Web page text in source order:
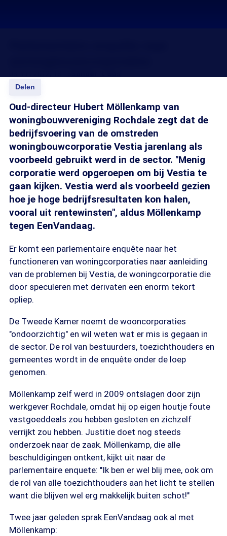
Delen
Oud-directeur Hubert Möllenkamp van
woningbouwvereniging Rochdale zegt dat de
bedrijfsvoering van de omstreden
woningbouwcorporatie Vestia jarenlang als
voorbeeld gebruikt werd in de sector. "Menig
corporatie werd opgeroepen om bij Vestia te
gaan kijken. Vestia werd als voorbeeld gezien
hoe je hoge bedrijfsresultaten kon halen,
vooral uit rentewinsten", aldus Möllenkamp
tegen EenVandaag.
Er komt een parlementaire enquête naar het
functioneren van woningcorporaties naar aanleiding
van de problemen bij Vestia, de woningcorporatie die
door speculeren met derivaten een enorm tekort
opliep.
De Tweede Kamer noemt de wooncorporaties
"ondoorzichtig" en wil weten wat er mis is gegaan in
de sector. De rol van bestuurders, toezichthouders en
gemeentes wordt in de enquête onder de loep
genomen.
Möllenkamp zelf werd in 2009 ontslagen door zijn
werkgever Rochdale, omdat hij op eigen houtje foute
vastgoeddeals zou hebben gesloten en zichzelf
verrijkt zou hebben. Justitie doet nog steeds
onderzoek naar de zaak. Möllenkamp, die alle
beschuldigingen ontkent, kijkt uit naar de
parlementaire enquete: "Ik ben er wel blij mee, ook om
de rol van alle toezichthouders aan het licht te stellen
want die blijven wel erg makkelijk buiten schot!"
Twee jaar geleden sprak EenVandaag ook al met
Möllenkamp: